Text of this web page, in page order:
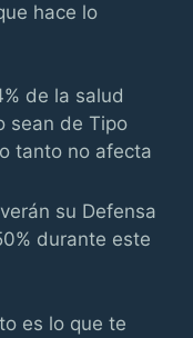
hace lo
de la salud
sean de Tipo
tanto no afecta
su Defensa
durante este
es lo que te